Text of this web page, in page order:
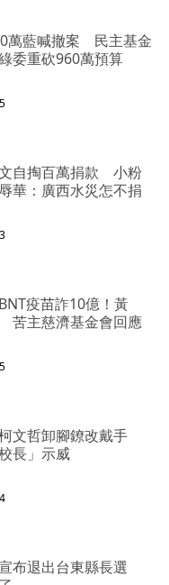
萬藍喊撤案 民主基金
委重砍960萬預算
自掏百萬捐款 小粉
華：廣西水災怎不捐
疫苗詐10億！黃
苦主慈濟基金會回應
文哲卸腳鐐改戴手
長」示威
布退出台東縣長選